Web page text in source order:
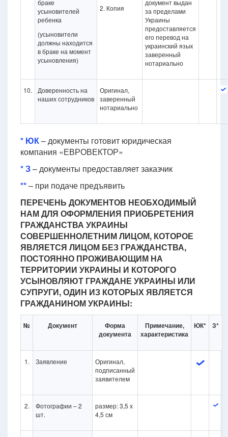
браке
усыновителей
ребенка
(усыновители
должны находится
в браке на момент
усыновления)
2. Копия
документ выдан
за пределами
Украины
предоставляется
его перевод на
украинский язык
заверенный
нотариально
10.
Доверенность на
наших сотрудников
Оригинал,
заверенный
нотариально
* ЮК– документы готовит юридическая
компания «ЕВРОВЕКТОР»
* З– документы предоставляет заказчик
**– при подаче предъявить
ПЕРЕЧЕНЬ ДОКУМЕНТОВ НЕОБХОДИМЫЙ
НАМ ДЛЯ ОФОРМЛЕНИЯ ПРИОБРЕТЕНИЯ
ГРАЖДАНСТВА УКРАИНЫ
СОВЕРШЕННОЛЕТНИМ ЛИЦОМ, КОТОРОЕ
ЯВЛЯЕТСЯ ЛИЦОМ БЕЗ ГРАЖДАНСТВА,
ПОСТОЯННО ПРОЖИВАЮЩИМ НА
ТЕРРИТОРИИ УКРАИНЫ И КОТОРОГО
УСЫНОВЛЯЮТ ГРАЖДАНЕ УКРАИНЫ ИЛИ
СУПРУГИ, ОДИН ИЗ КОТОРЫХ ЯВЛЯЕТСЯ
ГРАЖДАНИНОМ УКРАИНЫ:
№ Документ
Форма
документа
Примечание,
характеристика
ЮК* З*
1. Заявление
Оригинал,
подписанный
заявителем
2.
Фотографии – 2
шт.
размер: 3,5 х
4,5 см